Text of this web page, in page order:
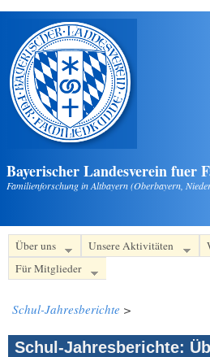
Direkt zum Inhalt
Bayerischer Landesverein fuer
Familienforschung in Altbayern (Oberbayern,
Über uns Unsere Aktivitäten
Für Mitglieder
Schul-Jahresberichte >
Schul-Jahresberichte: